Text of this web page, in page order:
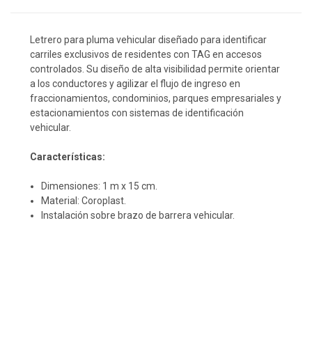
Letrero para pluma vehicular diseñado para identificar
carriles exclusivos de residentes con TAG en accesos
controlados. Su diseño de alta visibilidad permite orientar
a los conductores y agilizar el flujo de ingreso en
fraccionamientos, condominios, parques empresariales y
estacionamientos con sistemas de identificación
vehicular.
Características:
Dimensiones: 1 m x 15 cm.
Material: Coroplast.
Instalación sobre brazo de barrera vehicular.